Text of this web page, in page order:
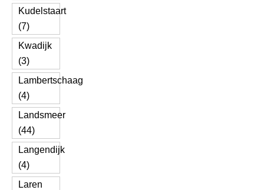
Kudelstaart
(7)
Kwadijk
(3)
Lambertschaag
(4)
Landsmeer
(44)
Langendijk
(4)
Laren